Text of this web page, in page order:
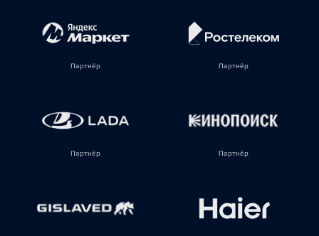
Партнёр Партнёр
Партнёр Партнёр